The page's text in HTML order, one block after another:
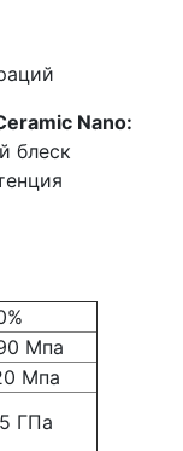
Nano:
блеск
Mпa
Mпa
ГПа